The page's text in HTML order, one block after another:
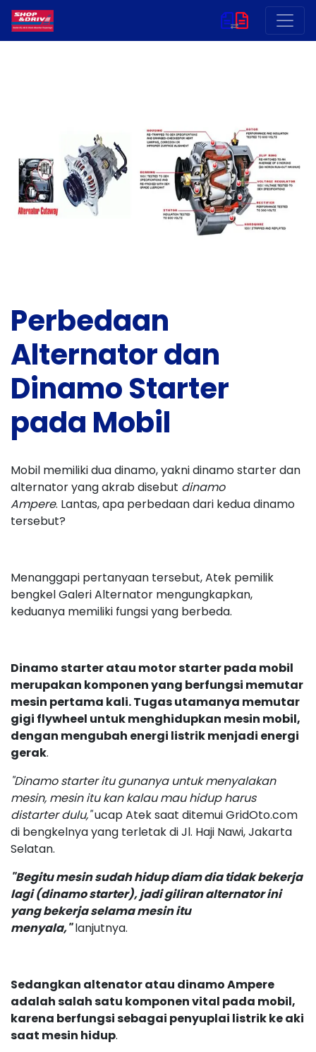
Perbedaan
Alternator dan
Dinamo Starter
pada Mobil
Mobil memiliki dua dinamo, yakni dinamo starter dan
alternator yang akrab disebut dinamo
Ampere. Lantas, apa perbedaan dari kedua dinamo
tersebut?
Menanggapi pertanyaan tersebut, Atek pemilik
bengkel Galeri Alternator mengungkapkan,
keduanya memiliki fungsi yang berbeda.
Dinamo starter atau motor starter pada mobil
merupakan komponen yang berfungsi memutar
mesin pertama kali. Tugas utamanya memutar
gigi flywheel untuk menghidupkan mesin mobil,
dengan mengubah energi listrik menjadi energi
gerak.
"Dinamo starter itu gunanya untuk menyalakan
mesin, mesin itu kan kalau mau hidup harus
distarter dulu,"ucap Atek saat ditemui GridOto.com
di bengkelnya yang terletak di Jl. Haji Nawi, Jakarta
Selatan.
"Begitu mesin sudah hidup diam dia tidak bekerja
lagi (dinamo starter), jadi giliran alternator ini
yang bekerja selama mesin itu
menyala,"lanjutnya.
Sedangkan altenator atau dinamo Ampere
adalah salah satu komponen vital pada mobil,
karena berfungsi sebagai penyuplai listrik ke aki
saat mesin hidup.